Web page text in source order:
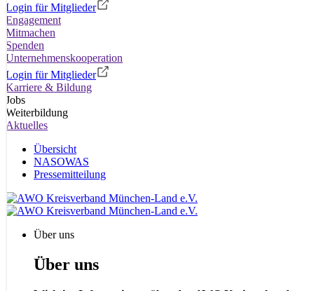
Login für Mitglieder
Engagement
Mitmachen
Spenden
Unternehmenskooperation
Login für Mitglieder
Karriere & Bildung
Jobs
Weiterbildung
Aktuelles
Übersicht
NASOWAS
Pressemitteilung
Über uns
Über uns